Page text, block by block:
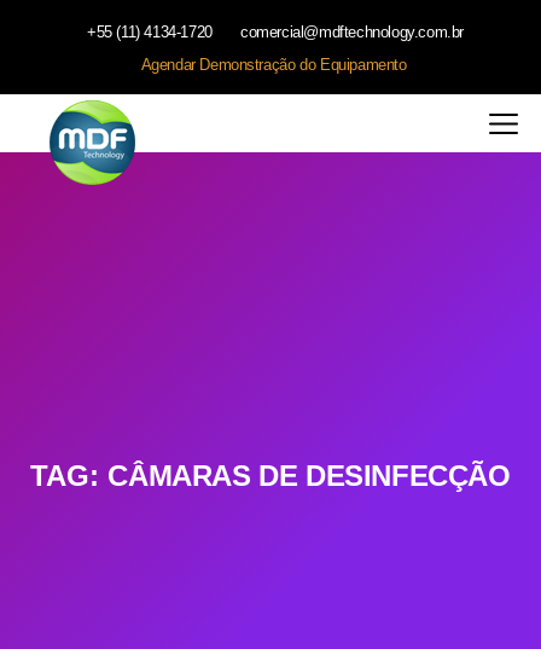
+55 (11) 4134-1720
comercial@mdftechnology.com.br
Agendar Demonstração do Equipamento
TAG: CÂMARAS DE DESINFECÇÃO